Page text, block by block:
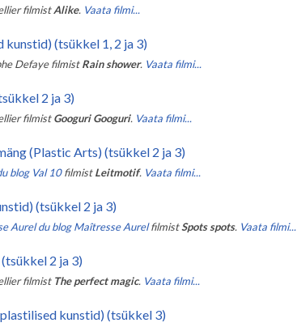
filmist Alike. Vaata filmi...
(tsükkel 1, 2 ja 3)
Defaye filmist Rain shower. Vaata filmi...
2 ja 3)
filmist Googuri Googuri. Vaata filmi...
(Plastic Arts) (tsükkel 2 ja 3)
blog Val 10 filmist Leitmotif. Vaata filmi...
(tsükkel 2 ja 3)
Aurel du blog Maîtresse Aurel filmistSpots spots. Vaata filmi...
2 ja 3)
filmist The perfect magic. Vaata filmi...
kunstid) (tsükkel 3)